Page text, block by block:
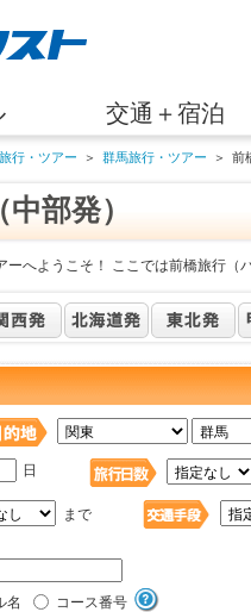
交通＋宿泊
行・ツアー ＞ 群馬旅行・ツアー ＞ 前
部発）
へようこそ！ ここでは前橋旅行（
日
まで
名 コース番号